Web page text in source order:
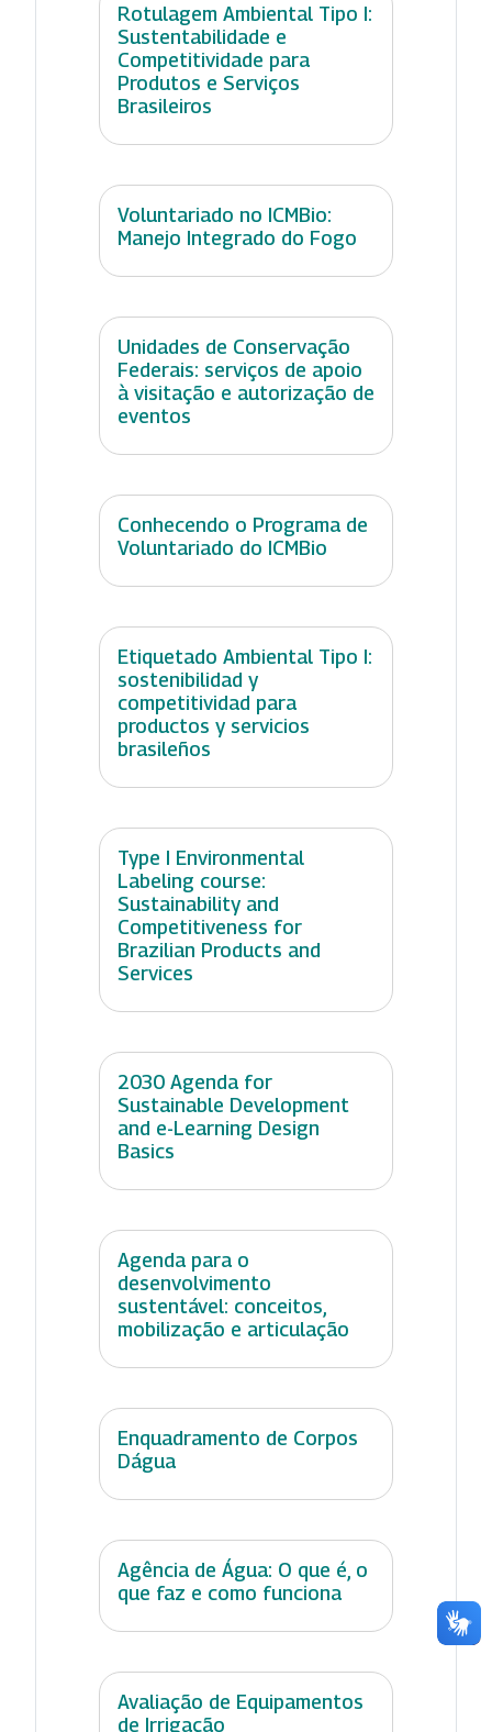
Rotulagem Ambiental Tipo I:
Sustentabilidade e
Competitividade para
Produtos e Serviços
Brasileiros
Voluntariado no ICMBio:
Manejo Integrado do Fogo
Unidades de Conservação
Federais: serviços de apoio
à visitação e autorização de
eventos
Conhecendo o Programa de
Voluntariado do ICMBio
Etiquetado Ambiental Tipo I:
sostenibilidad y
competitividad para
productos y servicios
brasileños
Type I Environmental
Labeling course:
Sustainability and
Competitiveness for
Brazilian Products and
Services
2030 Agenda for
Sustainable Development
and e-Learning Design
Basics
Agenda para o
desenvolvimento
sustentável: conceitos,
mobilização e articulação
Enquadramento de Corpos
Dágua
Agência de Água: O que é, o
que faz e como funciona
Avaliação de Equipamentos
de Irrigação